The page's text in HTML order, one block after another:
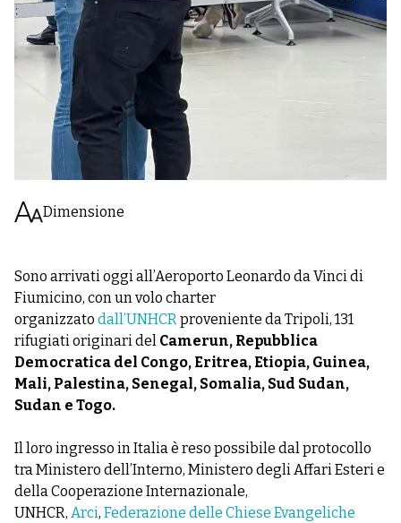
Dimensione
Sono arrivati oggi all’Aeroporto Leonardo da Vinci di
Fiumicino, con un volo charter
organizzato dall’UNHCRproveniente da Tripoli, 131
rifugiati originari del Camerun, Repubblica
Democratica del Congo, Eritrea, Etiopia, Guinea,
Mali, Palestina, Senegal, Somalia, Sud Sudan,
Sudan e Togo.
Il loro ingresso in Italia è reso possibile dal protocollo
tra Ministero dell’Interno, Ministero degli Affari Esteri e
della Cooperazione Internazionale,
UNHCR, Arci, Federazione delle Chiese Evangeliche